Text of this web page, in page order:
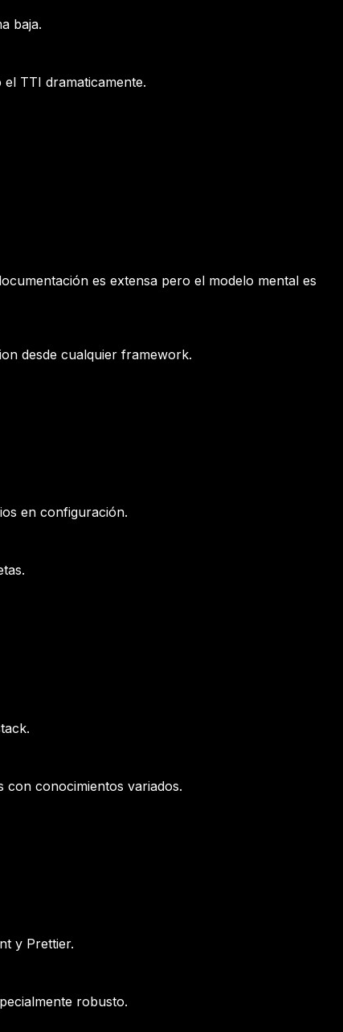
baja.
TTI dramaticamente.
es extensa pero el modelo mental es
desde cualquier framework.
en configuración.
con conocimientos variados.
y Prettier.
robusto.